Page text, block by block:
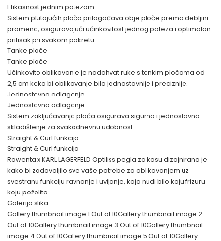
Efikasnost jednim potezom
Sistem plutajućih ploča prilagođava obje ploče prema debljini
pramena, osiguravajući učinkovitost jednog poteza i optimalan
pritisak pri svakom pokretu.
Tanke ploče
Tanke ploče
Učinkovito oblikovanje je nadohvat ruke s tankim pločama od
2,5 cm kako bi oblikovanje bilo jednostavnije i preciznije.
Jednostavno odlaganje
Jednostavno odlaganje
Sistem zaključavanja ploča osigurava sigurno i jednostavno
skladištenje za svakodnevnu udobnost.
Straight & Curl funkcija
Straight & Curl funkcija
Rowenta x KARL LAGERFELD Optiliss pegla za kosu dizajnirana je
kako bi zadovoljilo sve vaše potrebe za oblikovanjem uz
svestranu funkciju ravnanje i uvijanje, koja nudi bilo koju frizuru
koju poželite.
Galerija slika
Gallery thumbnail image 1 Out of 10Gallery thumbnail image 2
Out of 10Gallery thumbnail image 3 Out of 10Gallery thumbnail
image 4 Out of 10Gallery thumbnail image 5 Out of 10Gallery